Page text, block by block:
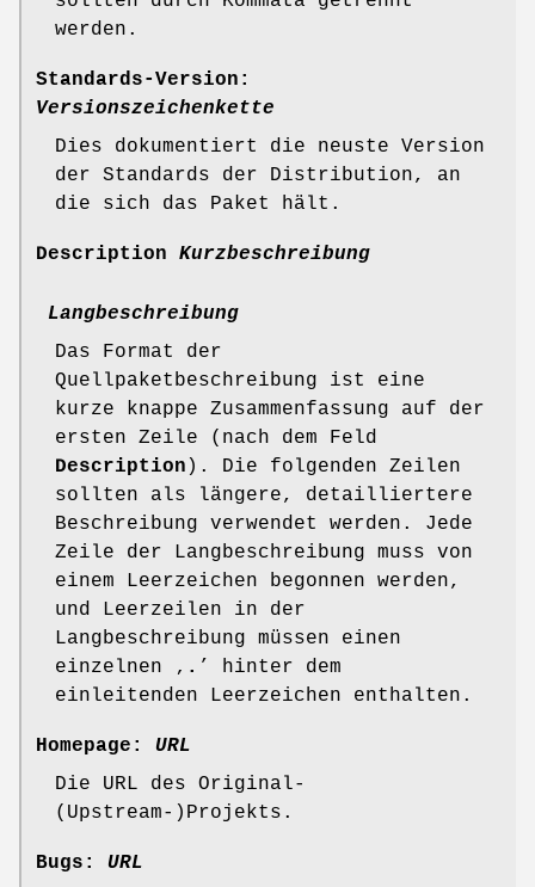
werden.
Standards-Version:
Versionszeichenkette
Dies dokumentiert die neuste Version
der Standards der Distribution, an
die sich das Paket hält.
Description Kurzbeschreibung
Langbeschreibung
Das Format der
Quellpaketbeschreibung ist eine
kurze knappe Zusammenfassung auf der
ersten Zeile (nach dem Feld
Description ). Die folgenden Zeilen
sollten als längere, detailliertere
Beschreibung verwendet werden. Jede
Zeile der Langbeschreibung muss von
einem Leerzeichen begonnen werden,
und Leerzeilen in der
Langbeschreibung müssen einen
einzelnen ‚ . ’ hinter dem
einleitenden Leerzeichen enthalten.
Homepage:
URL
Die URL des Original-
(Upstream-)Projekts.
Bugs: URL